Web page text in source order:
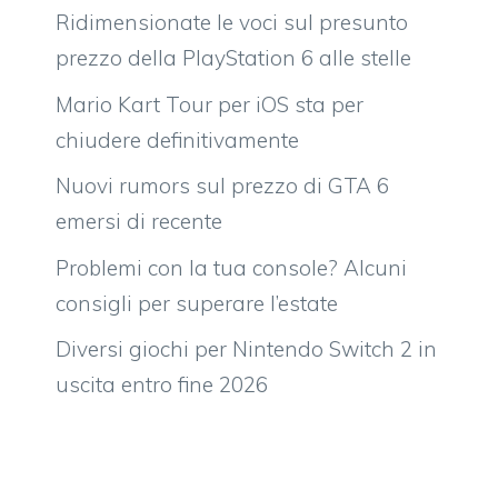
Ridimensionate le voci sul presunto
prezzo della PlayStation 6 alle stelle
Mario Kart Tour per iOS sta per
chiudere definitivamente
Nuovi rumors sul prezzo di GTA 6
emersi di recente
Problemi con la tua console? Alcuni
consigli per superare l’estate
Diversi giochi per Nintendo Switch 2 in
uscita entro fine 2026